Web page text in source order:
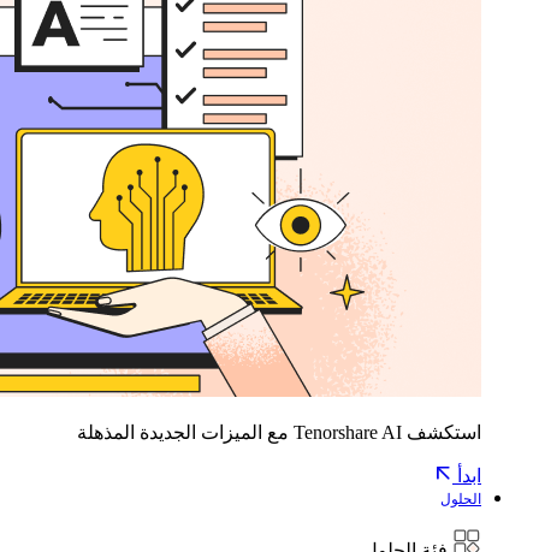
استكشف Tenorshare AI مع الميزات الجديدة المذهلة
ابدأ
الحلول